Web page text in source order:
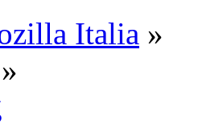
Italia »
»